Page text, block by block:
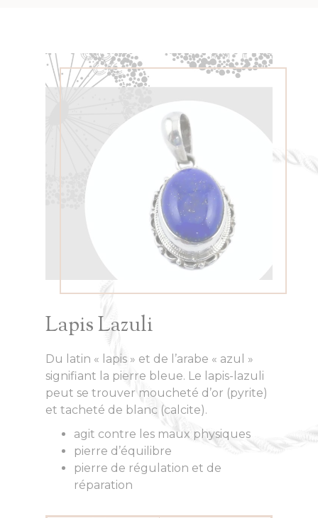
Lapis Lazuli
Du latin « lapis » et de l’arabe « azul »
signifiant la pierre bleue. Le lapis-lazuli
peut se trouver moucheté d’or (pyrite)
et tacheté de blanc (calcite).
agit contre les maux physiques
pierre d’équilibre
pierre de régulation et de
réparation